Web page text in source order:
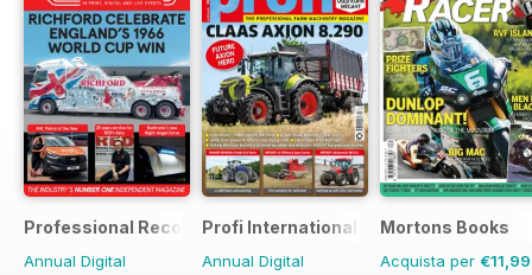
Professional Recovery Magazine
Annual Digital
Profi International
Annual Digital
Mortons Books
Acquista per €11,99